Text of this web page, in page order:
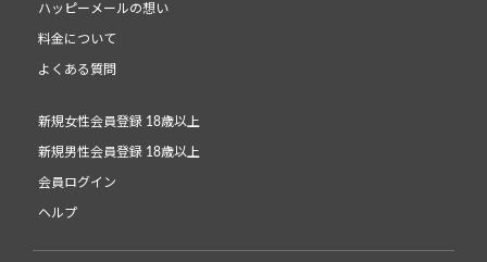
ハッピーメールの想い
料金について
よくある質問
新規女性会員登録 18歳以上
新規男性会員登録 18歳以上
会員ログイン
ヘルプ